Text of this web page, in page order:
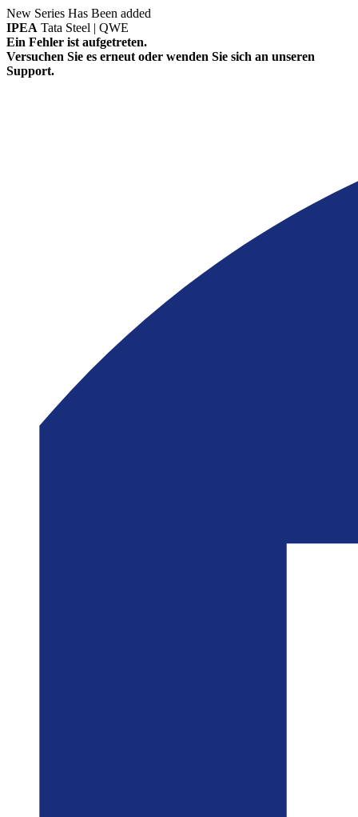
New Series Has Been added
IPEA Tata Steel | QWE
Ein Fehler ist aufgetreten.
Versuchen Sie es erneut oder wenden Sie sich an unseren
Support.